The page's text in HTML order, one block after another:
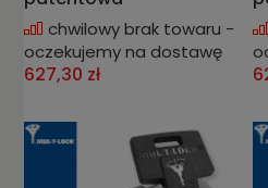
chwilowy brak towaru -
oczekujemy na dostawę
627,30 zł